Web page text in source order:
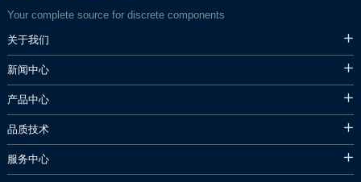
Your complete source for discrete components
关于我们
新闻中心
产品中心
品质技术
服务中心